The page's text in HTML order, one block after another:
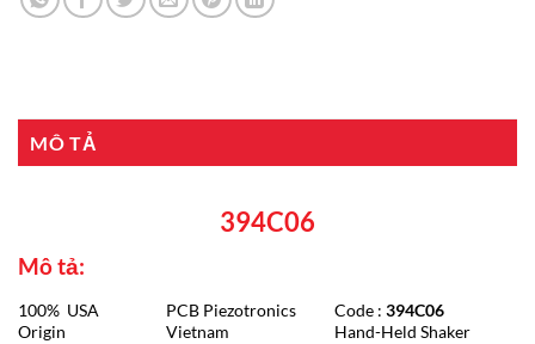
MÔ TẢ
394C06
Mô tả:
100% USA
Origin
PCB Piezotronics
Vietnam
Code :394C06
Hand-Held Shaker